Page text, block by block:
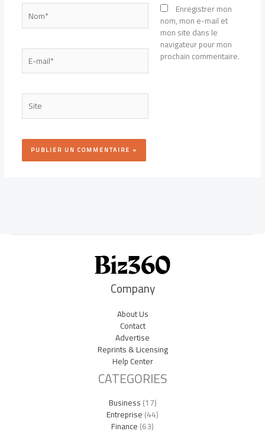
Nom*
E-
mail*
Site
Enregistrer mon
nom, mon e-mail et
mon site dans le
navigateur pour mon
prochain commentaire.
Company
About Us
Contact
Advertise
Reprints & Licensing
Help Center
CATEGORIES
Business(17)
Entreprise(44)
Finance(63)